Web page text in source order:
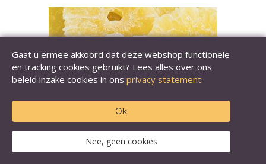
Gaat u ermee akkoord dat deze webshop functionele
en tracking cookies gebruikt? Lees alles over ons
beleid inzake cookies in ons privacy statement.
Ok
Nee, geen cookies